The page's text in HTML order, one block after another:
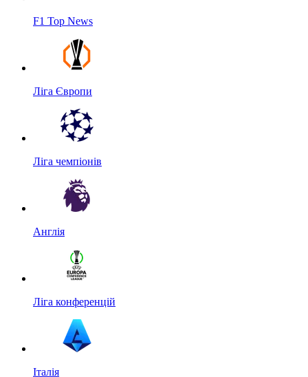
F1 Top News
Ліга Європи
Ліга чемпіонів
Англія
Ліга конференцій
Італія